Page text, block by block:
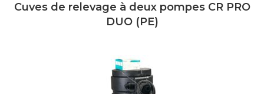
Cuves de relevage à deux pompes CR PRO
DUO (PE)